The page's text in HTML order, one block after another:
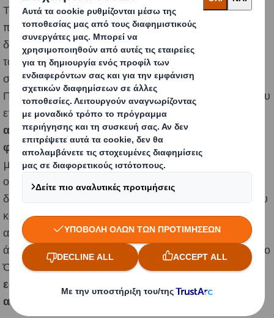
Το περίπτερό μας προσέλκυσε το ενδιαφέρον των
παραγωγών που επισκέφτηκαν την έκθεση από
διάφορες περιοχές. Πολλοί πελάτες μας δε, έκαναν το
ταξίδι αυτό για να δουν τα προϊόντα μας και να
συζητήσουμε για πρωτοποριακές λύσεις συσκευασίας.
Πολλοί επίσης ήταν οι επισκέπτες στο περίπτερό μας που
επικεντρώθηκαν μεταξύ άλλων και στις
αντικατάστασης πλαστικού για τη συσκευασία
φρούτων και λαχανικών. Λύσεις τις οποίες η εταιρεία
μας αναπτύσσει και προμηθεύει στην αγορά των
οπωροκηπευτικών από το διευρυμένο δίκτυο που
διαθέτει στην Ελλάδα, με 3 εργοστάσια παραγωγής, που
καλύπτουν τις ανάγκες συσκευασίας για τον ευρύτερο
αγροδιατροφικό τομέα καθώς επίσης και για πλήθος
άλλων κλάδων. Λύσεις τις οποίες μελετάει και σχεδιάζει ο
Όμιλός μας παγκοσμίως και που αναδεικνύουν την
εστίαση της εταιρείας στην καινοτομία για βιώσιμη
ανάπτυξη και για την κυκλική οικονομία.